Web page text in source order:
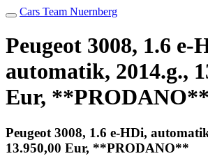
Cars Team Nuernberg
Peugeot 3008, 1.6 e-
automatik, 2014.g.,
Eur, **PRODANO**
Peugeot 3008, 1.6 e-HDi,
13.950,00 Eur, **PRODANO**